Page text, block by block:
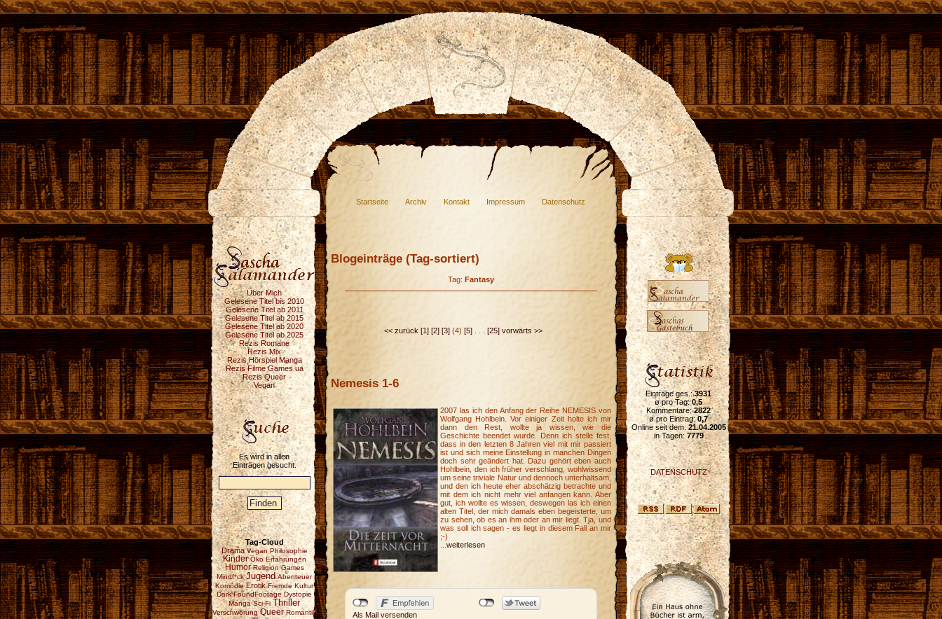
Startseite Archiv Kontakt Impressum Datenschutz
Über Mich
Gelesene Titel bis 2010
Gelesene Titel ab 2011
Gelesene Titel ab 2015
Gelesene Titel ab 2020
Gelesene Titel ab 2025
Rezis Romane
Rezis Mix
Rezis Hörspiel Manga
Rezis Filme Games ua
Rezis Queer
Vegan
Es wird in allen
Einträgen gesucht.
Tag-Cloud
Drama Vegan Philosophie
Kinder Öko Erfahrungen
Humor Religion Games
Mindf*ck Jugend Abenteuer
Komödie Erotik Fremde Kultur
Dark FoundFootage Dystopie
Manga Sci-Fi Thriller
Verschwörung Queer Romantik
Blogeinträge (Tag-sortiert)
Tag: Fantasy
<< zurück [1] [2] [3] (4) [5] [25] vorwärts >>
Nemesis 1-6
2007 las ich den Anfang der Reihe NEMESIS von
Wolfgang Hohlbein. Vor einiger Zeit holte ich mir
dann den Rest, wollte ja wissen, wie die
Geschichte beendet wurde. Denn ich stelle fest,
dass in den letzten 8 Jahren viel mit mir passiert
ist und sich meine Einstellung in manchen Dingen
doch sehr geändert hat. Dazu gehört eben auch
Hohlbein, den ich früher verschlang, wohlwissend
um seine triviale Natur und dennoch unterhaltsam,
und den ich heute eher abschätzig betrachte und
mit dem ich nicht mehr viel anfangen kann. Aber
gut, ich wollte es wissen, deswegen las ich einen
alten Titel, der mich damals eben begeisterte, um
zu sehen, ob es an ihm oder an mir liegt. Tja, und
was soll ich sagen - es liegt in diesem Fall an mir
;-)
weiterlesen
Als Mail versenden
Einträge ges.:3931
ø pro Tag:0,5
Kommentare:2822
ø pro Eintrag:0,7
Online seit dem:21.04.2005
in Tagen:7779
DATENSCHUTZ